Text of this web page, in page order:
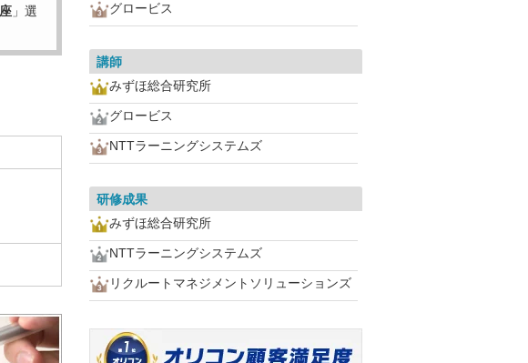
」選
グロービス
講師
みずほ総合研究所
グロービス
NTTラーニングシステムズ
研修成果
みずほ総合研究所
NTTラーニングシステムズ
リクルートマネジメントソリューションズ